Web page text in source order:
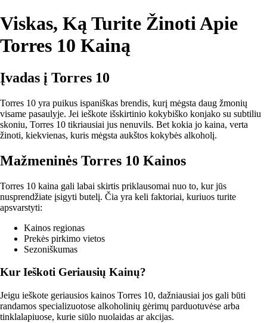
Viskas, Ką Turite Žinoti Apie
Torres 10 Kainą
Įvadas į Torres 10
Torres 10 yra puikus ispaniškas brendis, kurį mėgsta daug žmonių
visame pasaulyje. Jei ieškote išskirtinio kokybiško konjako su subtiliu
skoniu, Torres 10 tikriausiai jus nenuvils. Bet kokia jo kaina, verta
žinoti, kiekvienas, kuris mėgsta aukštos kokybės alkoholį.
Mažmeninės Torres 10 Kainos
Torres 10 kaina gali labai skirtis priklausomai nuo to, kur jūs
nusprendžiate įsigyti butelį. Čia yra keli faktoriai, kuriuos turite
apsvarstyti:
Kainos regionas
Prekės pirkimo vietos
Sezoniškumas
Kur Ieškoti Geriausių Kainų?
Jeigu ieškote geriausios kainos Torres 10, dažniausiai jos gali būti
randamos specializuotose alkoholinių gėrimų parduotuvėse arba
tinklalapiuose, kurie siūlo nuolaidas ar akcijas.